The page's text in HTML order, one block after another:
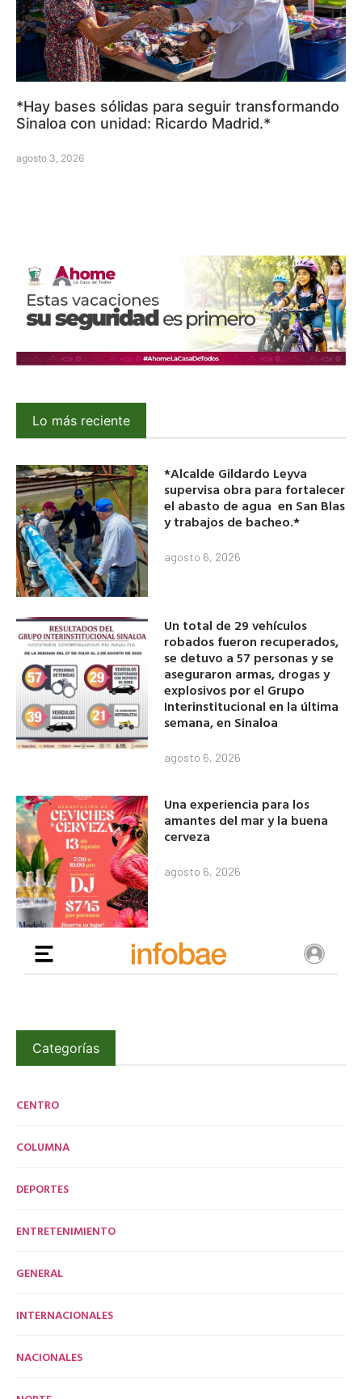
*Hay bases sólidas para seguir transformando
Sinaloa con unidad: Ricardo Madrid.*
agosto 3, 2026
Lo más reciente
*Alcalde Gildardo Leyva
supervisa obra para fortalecer
el abasto de agua en San Blas
y trabajos de bacheo.*
agosto 6, 2026
Un total de 29 vehículos
robados fueron recuperados,
se detuvo a 57 personas y se
aseguraron armas, drogas y
explosivos por el Grupo
Interinstitucional en la última
semana, en Sinaloa
agosto 6, 2026
Una experiencia para los
amantes del mar y la buena
cerveza
agosto 6, 2026
Categorías
CENTRO
COLUMNA
DEPORTES
ENTRETENIMIENTO
GENERAL
INTERNACIONALES
NACIONALES